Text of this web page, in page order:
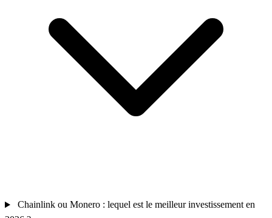
Chainlink ou Monero : lequel est le meilleur investissement en